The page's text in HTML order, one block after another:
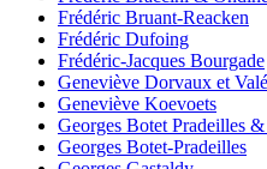
Frédéric Bruant-Reacken
Frédéric Dufoing
Frédéric-Jacques Bourgade
Geneviève Dorvaux et
Geneviève Koevoets
Georges Botet Pradeilles
Georges Botet-Pradeilles